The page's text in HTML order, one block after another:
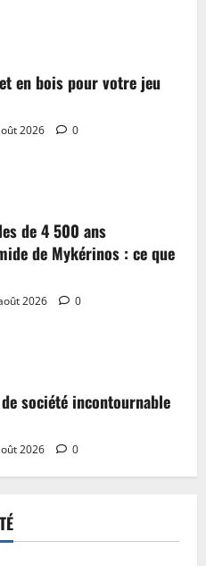
en bois pour votre jeu
2026 0
de 4 500 ans
de Mykérinos : ce que
2026 0
société incontournable
2026 0